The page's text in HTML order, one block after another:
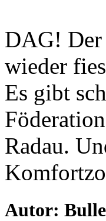
DAG! Der
wieder
Es gibt
Radau.
Autor: